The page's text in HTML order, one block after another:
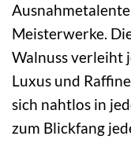
Meisterwerke.
Walnuss verleiht
Luxus und
sich nahtlos in
zum Blickfang